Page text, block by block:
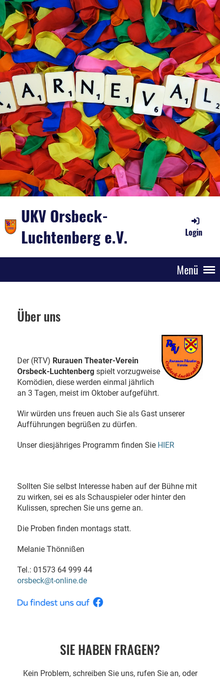
UKV Orsbeck-
Luchtenberg e.V.
Login
Menü
Über uns
Der (RTV) Rurauen Theater-Verein
Orsbeck-Luchtenberg spielt vorzugweise
Komödien, diese werden einmal jährlich
an 3 Tagen, meist im Oktober aufgeführt.
Wir würden uns freuen auch Sie als Gast unserer
Aufführungen begrüßen zu dürfen.
Unser diesjähriges Programm finden Sie HIER
Sollten Sie selbst Interesse haben auf der Bühne mit
zu wirken, sei es als Schauspieler oder hinter den
Kulissen, sprechen Sie uns gerne an.
Die Proben finden montags statt.
Melanie Thönnißen
Tel.: 01573 64 999 44
orsbeck@t-online.de
SIE HABEN FRAGEN?
Kein Problem, schreiben Sie uns, rufen Sie an, oder